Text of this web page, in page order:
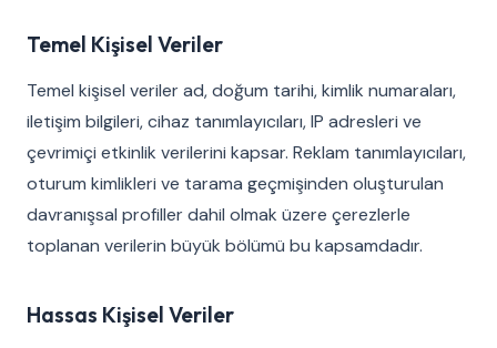
Temel Kişisel Veriler
Temel kişisel veriler ad, doğum tarihi, kimlik numaraları,
iletişim bilgileri, cihaz tanımlayıcıları, IP adresleri ve
çevrimiçi etkinlik verilerini kapsar. Reklam tanımlayıcıları,
oturum kimlikleri ve tarama geçmişinden oluşturulan
davranışsal profiller dahil olmak üzere çerezlerle
toplanan verilerin büyük bölümü bu kapsamdadır.
Hassas Kişisel Veriler